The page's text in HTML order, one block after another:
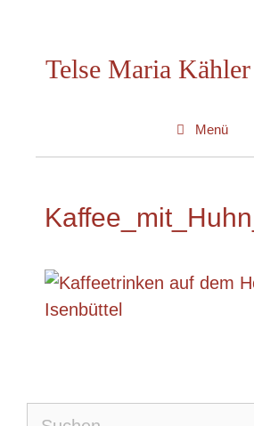
springenTelse Maria
Menü